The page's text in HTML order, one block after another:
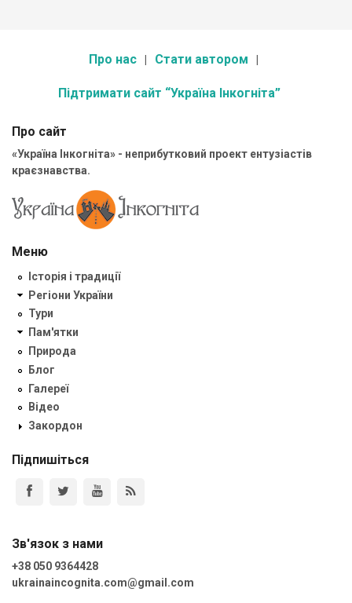
Про нас Стати автором
Підтримати сайт “Україна Інкогніта”
Про сайт
«Україна Інкогніта» - неприбутковий проект ентузіастів
краєзнавства.
Меню
Історія і традиції
Регіони України
Тури
Пам'ятки
Природа
Блог
Галереї
Відео
Закордон
Підпишіться
Зв'язок з нами
+38 050 9364428
ukrainaincognita.com@gmail.com